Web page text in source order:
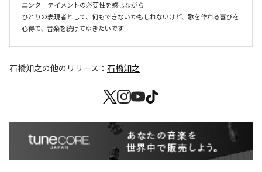
エンターテイメントの必要性を感じながら
ひとりの表現者として、何もできないかもしれないけど、歌を作れる喜びを
心得て、音楽を続けてゆきたいです
石橋知之の他のリリース： 石橋知之